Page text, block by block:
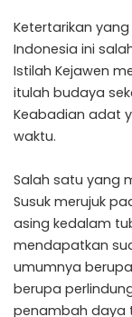
Ketertarikan
Indonesia ini
Istilah Kejawen
itulah budaya
Keabadian adat
waktu.
Salah satu yang
Susuk merujuk
asing kedalam
mendapatkan
umumnya
berupa
penambah daya